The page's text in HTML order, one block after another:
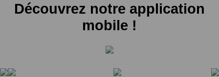
Découvrez notre application
mobile !